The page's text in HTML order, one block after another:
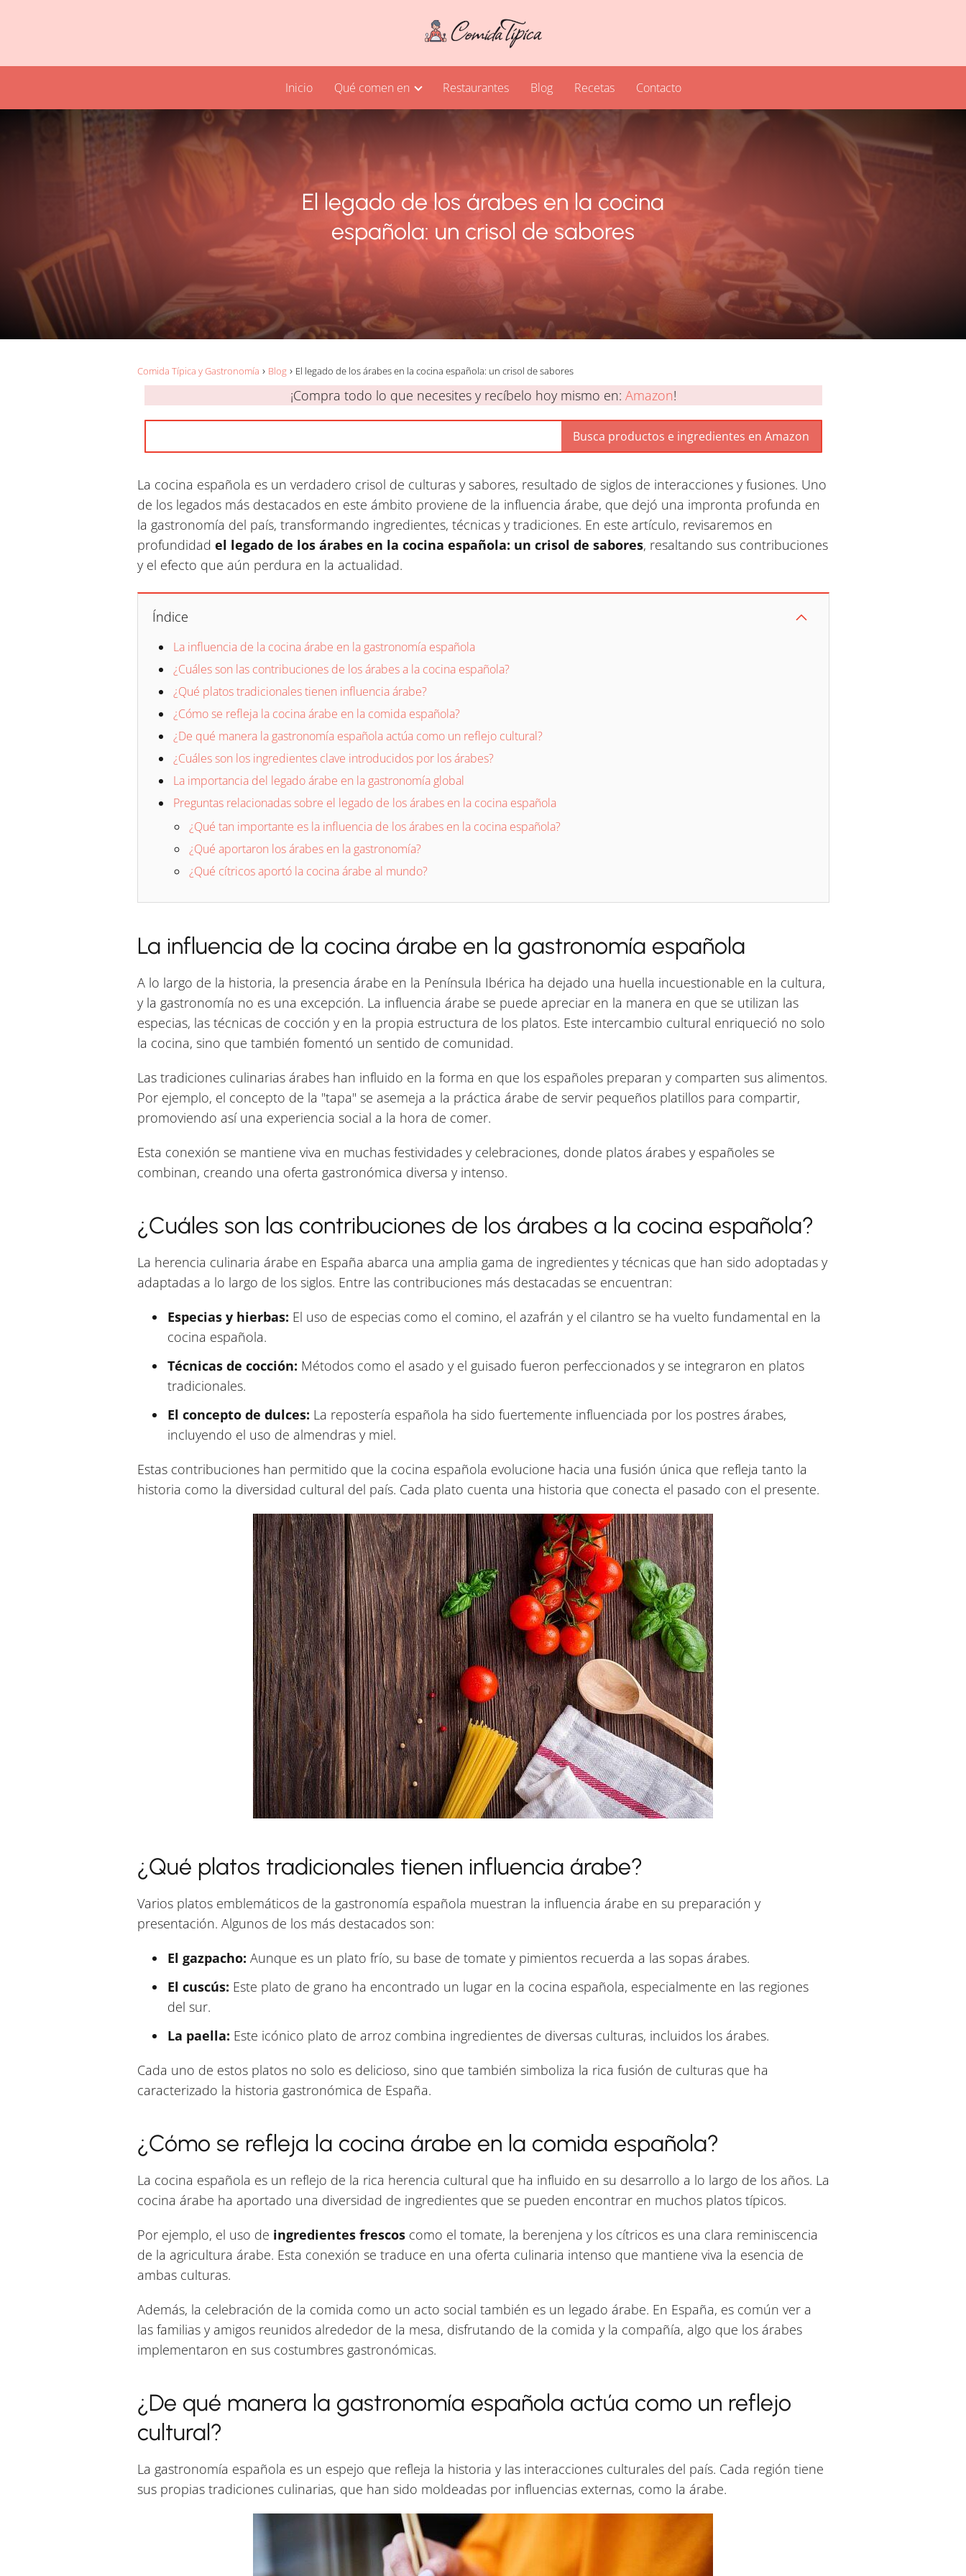
Inicio Qué comen en Restaurantes Blog Recetas Contacto
El legado de los árabes en la cocina
española: un crisol de sabores
Comida Típica y Gastronomía Blog El legado de los árabes en la cocina española: un crisol de sabores
¡Compra todo lo que necesites y recíbelo hoy mismo en: Amazon!
La cocina española es un verdadero crisol de culturas y sabores, resultado de siglos de interacciones y fusiones. Uno
de los legados más destacados en este ámbito proviene de la influencia árabe, que dejó una impronta profunda en
la gastronomía del país, transformando ingredientes, técnicas y tradiciones. En este artículo, revisaremos en
profundidad el legado de los árabes en la cocina española: un crisol de sabores, resaltando sus contribuciones
y el efecto que aún perdura en la actualidad.
Índice
La influencia de la cocina árabe en la gastronomía española
¿Cuáles son las contribuciones de los árabes a la cocina española?
¿Qué platos tradicionales tienen influencia árabe?
¿Cómo se refleja la cocina árabe en la comida española?
¿De qué manera la gastronomía española actúa como un reflejo cultural?
¿Cuáles son los ingredientes clave introducidos por los árabes?
La importancia del legado árabe en la gastronomía global
Preguntas relacionadas sobre el legado de los árabes en la cocina española
¿Qué tan importante es la influencia de los árabes en la cocina española?
¿Qué aportaron los árabes en la gastronomía?
¿Qué cítricos aportó la cocina árabe al mundo?
La influencia de la cocina árabe en la gastronomía española
A lo largo de la historia, la presencia árabe en la Península Ibérica ha dejado una huella incuestionable en la cultura,
y la gastronomía no es una excepción. La influencia árabe se puede apreciar en la manera en que se utilizan las
especias, las técnicas de cocción y en la propia estructura de los platos. Este intercambio cultural enriqueció no solo
la cocina, sino que también fomentó un sentido de comunidad.
Las tradiciones culinarias árabes han influido en la forma en que los españoles preparan y comparten sus alimentos.
Por ejemplo, el concepto de la "tapa" se asemeja a la práctica árabe de servir pequeños platillos para compartir,
promoviendo así una experiencia social a la hora de comer.
Esta conexión se mantiene viva en muchas festividades y celebraciones, donde platos árabes y españoles se
combinan, creando una oferta gastronómica diversa y intenso.
¿Cuáles son las contribuciones de los árabes a la cocina española?
La herencia culinaria árabe en España abarca una amplia gama de ingredientes y técnicas que han sido adoptadas y
adaptadas a lo largo de los siglos. Entre las contribuciones más destacadas se encuentran:
Especias y hierbas: El uso de especias como el comino, el azafrán y el cilantro se ha vuelto fundamental en la
cocina española.
Técnicas de cocción: Métodos como el asado y el guisado fueron perfeccionados y se integraron en platos
tradicionales.
El concepto de dulces: La repostería española ha sido fuertemente influenciada por los postres árabes,
incluyendo el uso de almendras y miel.
Estas contribuciones han permitido que la cocina española evolucione hacia una fusión única que refleja tanto la
historia como la diversidad cultural del país. Cada plato cuenta una historia que conecta el pasado con el presente.
¿Qué platos tradicionales tienen influencia árabe?
Varios platos emblemáticos de la gastronomía española muestran la influencia árabe en su preparación y
presentación. Algunos de los más destacados son:
El gazpacho: Aunque es un plato frío, su base de tomate y pimientos recuerda a las sopas árabes.
El cuscús: Este plato de grano ha encontrado un lugar en la cocina española, especialmente en las regiones
del sur.
La paella: Este icónico plato de arroz combina ingredientes de diversas culturas, incluidos los árabes.
Cada uno de estos platos no solo es delicioso, sino que también simboliza la rica fusión de culturas que ha
caracterizado la historia gastronómica de España.
¿Cómo se refleja la cocina árabe en la comida española?
La cocina española es un reflejo de la rica herencia cultural que ha influido en su desarrollo a lo largo de los años. La
cocina árabe ha aportado una diversidad de ingredientes que se pueden encontrar en muchos platos típicos.
Por ejemplo, el uso de ingredientes frescoscomo el tomate, la berenjena y los cítricos es una clara reminiscencia
de la agricultura árabe. Esta conexión se traduce en una oferta culinaria intenso que mantiene viva la esencia de
ambas culturas.
Además, la celebración de la comida como un acto social también es un legado árabe. En España, es común ver a
las familias y amigos reunidos alrededor de la mesa, disfrutando de la comida y la compañía, algo que los árabes
implementaron en sus costumbres gastronómicas.
¿De qué manera la gastronomía española actúa como un reflejo
cultural?
La gastronomía española es un espejo que refleja la historia y las interacciones culturales del país. Cada región tiene
sus propias tradiciones culinarias, que han sido moldeadas por influencias externas, como la árabe.